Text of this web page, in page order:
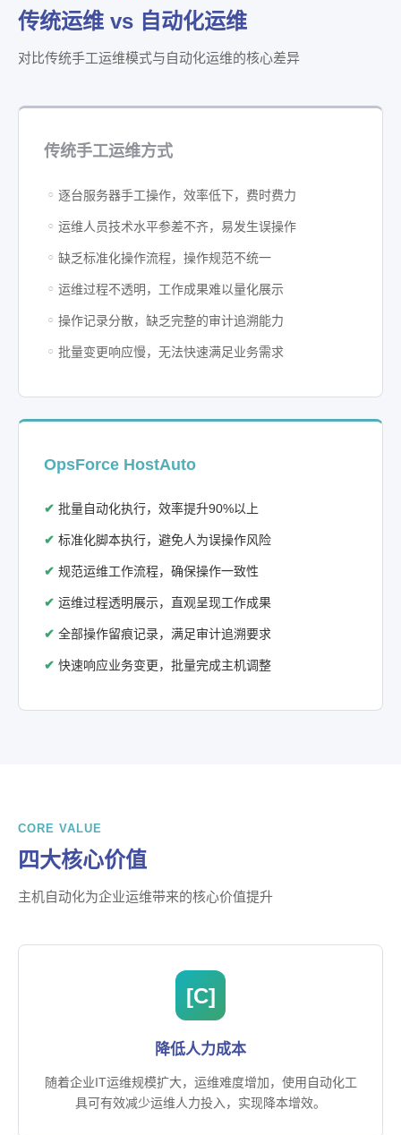
传统运维 vs 自动化运维
对比传统手工运维模式与自动化运维的核心差异
传统手工运维方式
逐台服务器手工操作，效率低下，费时费力
运维人员技术水平参差不齐，易发生误操作
缺乏标准化操作流程，操作规范不统一
运维过程不透明，工作成果难以量化展示
操作记录分散，缺乏完整的审计追溯能力
批量变更响应慢，无法快速满足业务需求
OpsForce HostAuto
批量自动化执行，效率提升90%以上
标准化脚本执行，避免人为误操作风险
规范运维工作流程，确保操作一致性
运维过程透明展示，直观呈现工作成果
全部操作留痕记录，满足审计追溯要求
快速响应业务变更，批量完成主机调整
CORE VALUE
四大核心价值
主机自动化为企业运维带来的核心价值提升
[C]
降低人力成本
随着企业IT运维规模扩大，运维难度增加，使用自动化工
具可有效减少运维人力投入，实现降本增效。